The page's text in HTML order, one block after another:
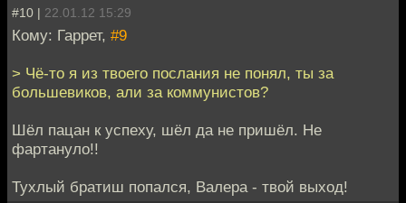
#10 | 22.01.12 15:29
Кому: Гаррет, #9
> Чё-то я из твоего послания не понял, ты за
большевиков, али за коммунистов?
Шёл пацан к успеху, шёл да не пришёл. Не
фартануло!!
Тухлый братиш попался, Валера - твой выход!